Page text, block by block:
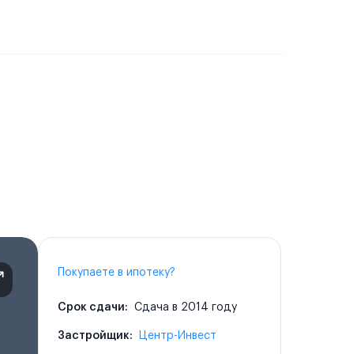
Покупаете в ипотеку?
Срок сдачи: Сдача в 2014 году
Застройщик: Центр-Инвест